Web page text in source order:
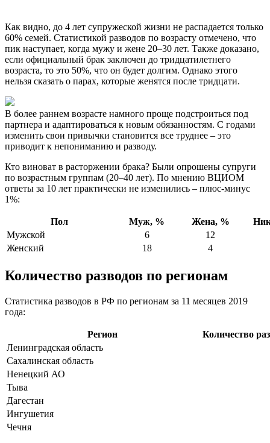
Как видно, до 4 лет супружеской жизни не распадается только
60% семей. Статистикой разводов по возрасту отмечено, что
пик наступает, когда мужу и жене 20–30 лет. Также доказано,
если официальный брак заключен до тридцатилетнего
возраста, то это 50%, что он будет долгим. Однако этого
нельзя сказать о парах, которые женятся после тридцати.
В более раннем возрасте намного проще подстроиться под
партнера и адаптироваться к новым обязанностям. С годами
изменить свои привычки становится все труднее – это
приводит к непониманию и разводу.
Кто виноват в расторжении брака? Были опрошены супруги
по возрастным группам (20–40 лет). По мнению ВЦИОМ
ответы за 10 лет практически не изменились – плюс-минус
1%:
Пол Муж, % Жена, %
Мужской
6 12
Женский
18 4
Количество разводов по регионам
Статистика разводов в РФ по регионам за 11 месяцев 2019
года:
Регион
Количество
Ленинградская область
Сахалинская область
Ненецкий АО
Тыва
Дагестан
Ингушетия
Чечня